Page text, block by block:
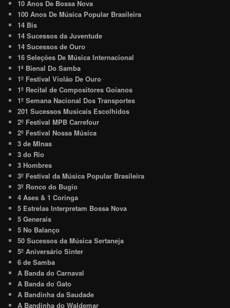
10 Anos De Bossa Nova
100 Anos De Música Popular Brasileira
14 Bis
14 Sucessos da Juventude
14 Sucessos de Ouro
16 Seleções De Música Internacional
1ª Bienal Do Samba
1º Festival Violão De Ouro
1º Recital de Compositores Goianos
1º Semana Nacional Dos Transportes
201 Sucessos Musicais Escolhidos
2º Festival MPB Carrefour
2º Festival Nossa Música
3 de MInas
3 do Rio
3 Hombres
3º Festival da Música Popular Brasileira
3º Ronco do Bugio
4 Ases & 1 Coringa
5 Estrelas Interpretam Bossa Nova
5 Generais
5 No Balanço
50 Sucessos da Música Sertaneja
5º Aniversário Sinter
6 de Samba
A Banda do Carnaval
A Banda do Gato
A Bandinha da Saudade
A Bandinha do Waldemar